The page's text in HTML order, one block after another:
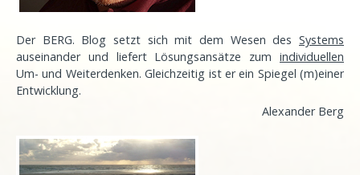
Der BERG. Blog setzt sich mit dem Wesen des Systems
auseinander und liefert Lösungsansätze zum individuellen
Um- und Weiterdenken. Gleichzeitig ist er ein Spiegel (m)einer
Entwicklung.
Alexander Berg